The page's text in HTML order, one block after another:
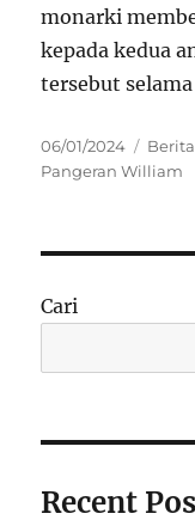
monarki
kepada kedua
tersebut
Posted
on
06/01/2024 Berita
Pangeran William
Cari
Recent